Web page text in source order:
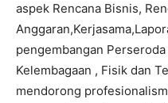
aspek Rencana Bisnis,
pengembangan
Kelembagaan , Fisik dan
mendorong